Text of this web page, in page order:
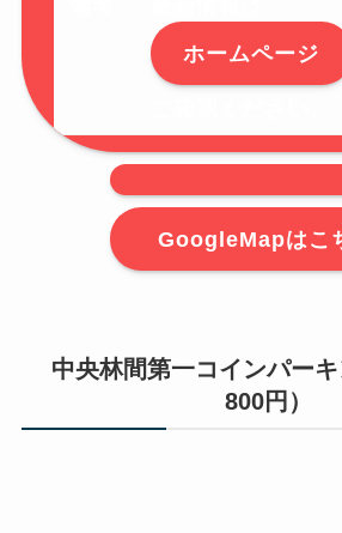
ホームページ
GoogleMapはこ
中央林間第一コインパー
800円）